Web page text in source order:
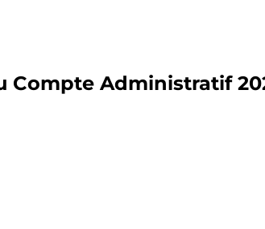
Compte Administratif